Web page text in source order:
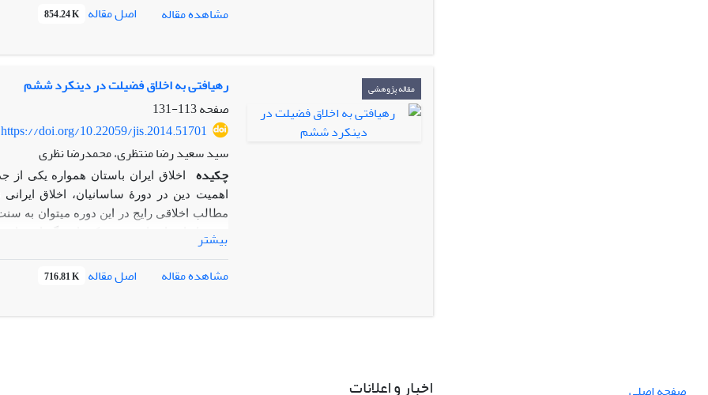
تفکیک مهرها و اثر مهرهای دوره­های
مشاهده مقاله
اصل مقاله 854.24 K
مقاله پژوهشی
رهیافتی به اخلاق فضیلت در دینکرد ششم
صفحه113-131
https://doi.org/10.22059/jis.2014.51701
سید سعید رضا منتظری، محمدرضا نظری
چکیده
اخلاق ایران باستان همواره یکی
اهمیت دین در دورۀ ساسانیان، اخلاق
مطالب اخلاقی رایج در این دوره می­توان به
فلسفۀ اخلاق است. این مقاله تلاش دارد تا
بیشتر
مشاهده مقاله
اصل مقاله 716.81 K
اخبار و اعلانات